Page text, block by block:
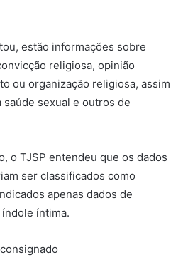
estão informações sobre
religiosa, opinião
ou organização religiosa, assim
sexual e outros de
o TJSP entendeu que os dados
ser classificados como
apenas dados de
íntima.